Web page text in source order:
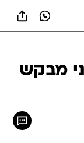
מבקש